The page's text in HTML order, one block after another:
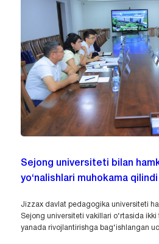
Sejong universiteti bilan
yo‘nalishlari muhokama qilindi
Jizzax davlat pedagogika universiteti
Sejong universiteti vakillari o‘rtasida
yanada rivojlantirishga bag‘ishlangan